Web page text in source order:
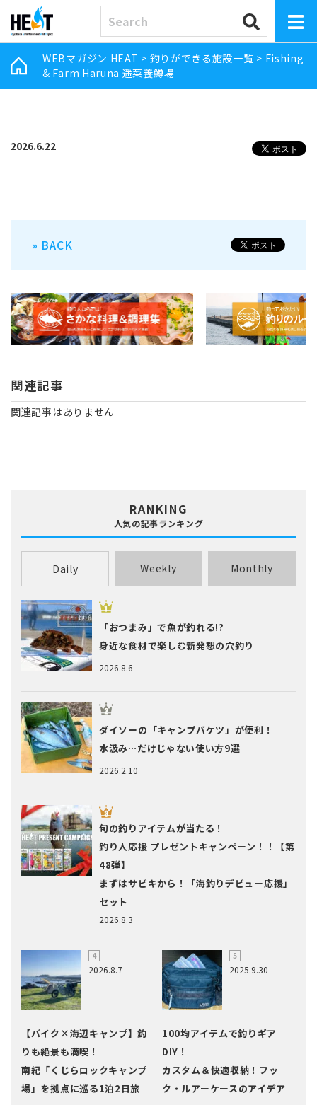
WEBマガジン HEAT > 釣りができる施設一覧 > Fishing
& Farm Haruna 遥菜養鱒場
2026.6.22
» BACK
関連記事
関連記事はありません
RANKING
人気の記事ランキング
Daily Weekly Monthly
2026.8.6
「おつまみ」で魚が釣れる!?
身近な食材で楽しむ新発想の穴釣り
2026.2.10
ダイソーの「キャンプバケツ」が便利！
水汲み…だけじゃない使い方9選
2026.8.3
旬の釣りアイテムが当たる！
釣り人応援 プレゼントキャンペーン！！【第
48弾】
まずはサビキから！「海釣りデビュー応援」
セット
2026.8.7
【バイク×海辺キャンプ】釣
りも絶景も満喫！
南紀「くじらロックキャンプ
場」を拠点に巡る1泊2日旅
2025.9.30
100均アイテムで釣りギア
DIY！
カスタム＆快適収納！フッ
ク・ルアーケースのアイデア